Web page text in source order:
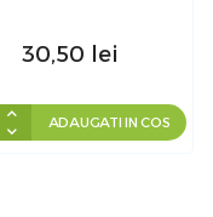
30,50 lei
ADAUGATI IN COS